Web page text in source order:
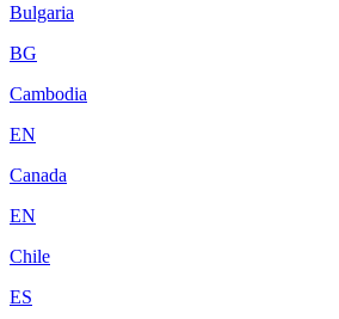
Bulgaria
BG
Cambodia
EN
Canada
EN
Chile
ES